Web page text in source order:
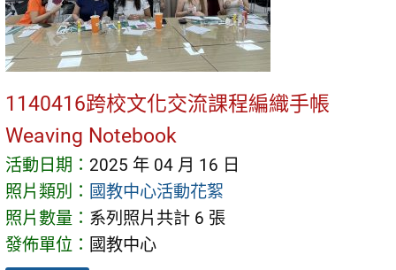
1140416跨校文化交流課程編織手帳
Weaving Notebook
活動日期： 2025 年 04 月 16 日
照片類別： 國教中心活動花絮
照片數量： 系列照片共計 6 張
發佈單位： 國教中心